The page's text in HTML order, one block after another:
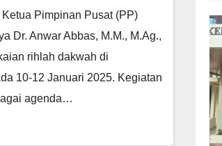
Pimpinan Pusat (PP)
Dr. Anwar Abbas, M.M., M.Ag.,
rihlah dakwah di
10-12 Januari 2025. Kegiatan
agenda…